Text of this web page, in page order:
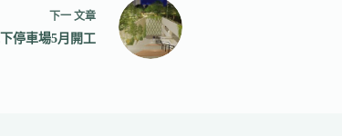
下一 文章
停車場5月開工